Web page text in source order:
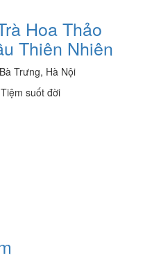
Hoa Thảo
Thiên Nhiên
Trưng, Hà Nội
suốt đời